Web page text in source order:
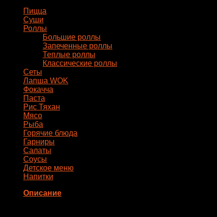
Пицца
Суши
Роллы
Большие роллы
Запеченные роллы
Теплые роллы
Классические роллы
Сеты
Лапша WOK
Фокачча
Паста
Рис Тяхан
Мясо
Рыба
Горячие блюда
Гарниры
Салаты
Соусы
Детское меню
Напитки
Описание